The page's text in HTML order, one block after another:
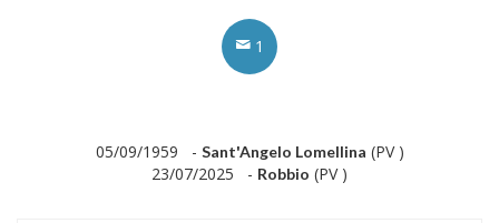
1
05/09/1959 - Sant'Angelo Lomellina (PV )
23/07/2025 - Robbio (PV )